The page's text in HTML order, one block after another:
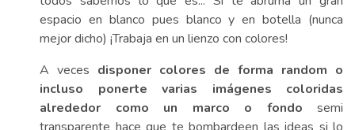
espacio en blanco pues blanco y en botella (nunca
mejor dicho) ¡Trabaja en un lienzo con colores!
A veces disponer colores de forma random o
incluso ponerte varias imágenes coloridas
alrededor como un marco o fondo semi